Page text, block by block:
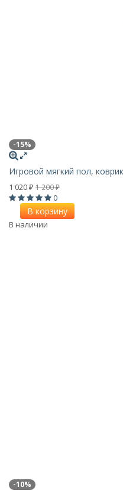
-15%
Игровой мягкий пол,
1 020 ₽ 1 200₽
0
В корзину
В наличии
-10%